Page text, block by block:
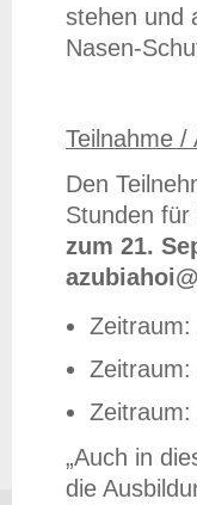
stehen und
Nasen-
Teilnahme /
Den
Stunden für
zum 21.
„Auch in
die